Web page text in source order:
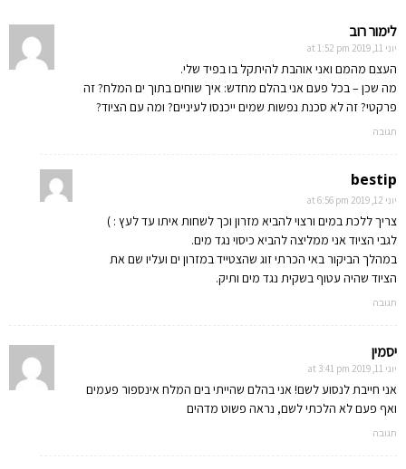
לימור רוב
יוני 11, 2019 at 1:52 pm
העצם מהמם ואני אוהבת להיתקל בו בפיד שלי.
מה שכן – בכל פעם אני בהלם מחדש: איך שוחים בתוך ים המלח? זה
פרקטי? זה לא סכנת נפשות שמים ייכנסו לעיניים? ומה עם הציוד?
תגובה
bestip
יוני 12, 2019 at 6:56 pm
צריך ללכת במים ורצוי להביא מזרון וכך לשחות איתו עד לעץ : )
לגבי הציוד אני ממליצה להביא כיסוי נגד מים.
במהלך הביקור באי הכרתי זוג שהצטייד במזרון ים ועליו שם את
הציוד שהיה עטוף בשקית נגד מים ותיק.
תגובה
יסמין
יוני 11, 2019 at 3:41 pm
אני חייבת לנסוע לשם! אני בהלם שהייתי בים המלח אינספור פעמים
ואף פעם לא הלכתי לשם, נראה פשוט מדהים
תגובה